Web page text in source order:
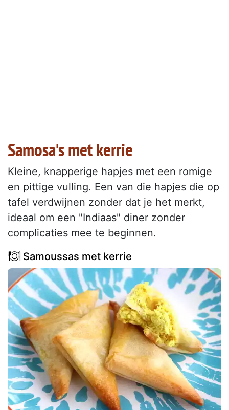
Samosa's met kerrie
Kleine, knapperige hapjes met een romige
en pittige vulling. Een van die hapjes die op
tafel verdwijnen zonder dat je het merkt,
ideaal om een "Indiaas" diner zonder
complicaties mee te beginnen.
Samoussas met kerrie